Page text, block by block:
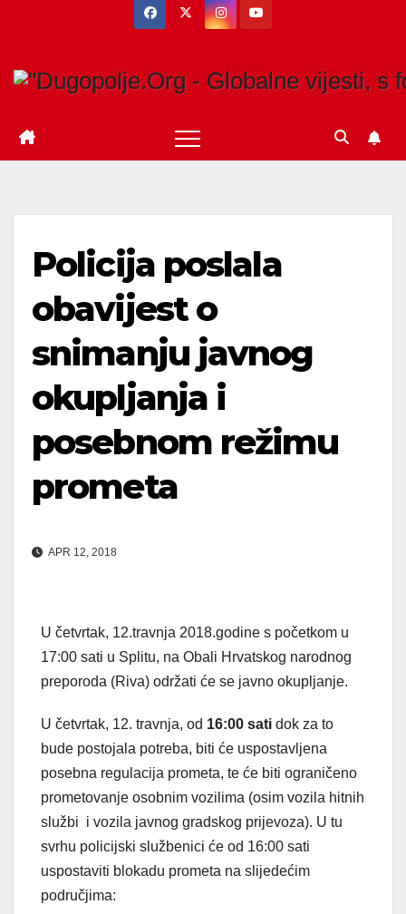
Policija poslala
obavijest o
snimanju javnog
okupljanja i
posebnom režimu
prometa
APR 12, 2018
U četvrtak, 12.travnja 2018.godine s početkom u
17:00 sati u Splitu, na Obali Hrvatskog narodnog
preporoda (Riva) održati će se javno okupljanje.
U četvrtak, 12. travnja, od 16:00 sati dok za to
bude postojala potreba, biti će uspostavljena
posebna regulacija prometa, te će biti ograničeno
prometovanje osobnim vozilima (osim vozila hitnih
službi i vozila javnog gradskog prijevoza). U tu
svrhu policijski službenici će od 16:00 sati
uspostaviti blokadu prometa na slijedećim
područjima: